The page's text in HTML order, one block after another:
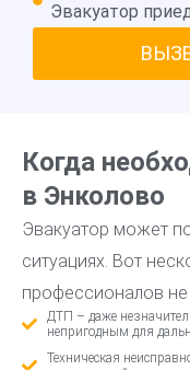
Эвакуатор
Когда
в Энколово
Эвакуатор может
ситуациях. Вот
профессионалов
ДТП – даже
непригодным для
Техническая